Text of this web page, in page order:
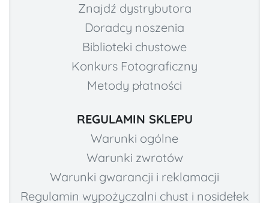
Znajdź dystrybutora
Doradcy noszenia
Biblioteki chustowe
Konkurs Fotograficzny
Metody płatności
REGULAMIN SKLEPU
Warunki ogólne
Warunki zwrotów
Warunki gwarancji i reklamacji
Regulamin wypożyczalni chust i nosidełek